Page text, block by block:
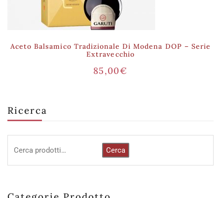
Ricerca
Cerca
Aceto Balsamico Tradizionale Di Modena DOP – Serie
Extravecchio
85,00€